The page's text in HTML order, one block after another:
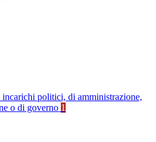
politici, di amministrazione,
o di governo 1